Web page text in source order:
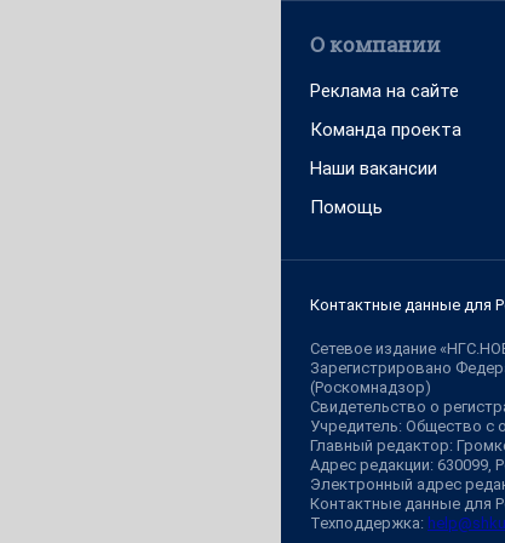
О компании
Реклама на сайте
Команда проекта
Наши вакансии
Помощь
Контактные данные для
Сетевое издание
Зарегистрировано
(Роскомнадзор)
Свидетельство о
Учредитель: Общество с
Главный редактор:
Адрес редакции: 630099,
Электронный адрес
Контактные данные для
Техподдержка: